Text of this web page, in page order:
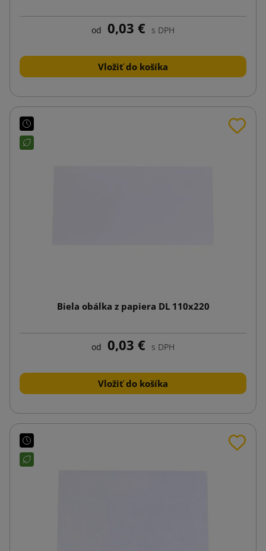
od 0,03 € s DPH
Vložiť do košíka
Biela obálka z papiera DL 110x220
od 0,03 € s DPH
Vložiť do košíka